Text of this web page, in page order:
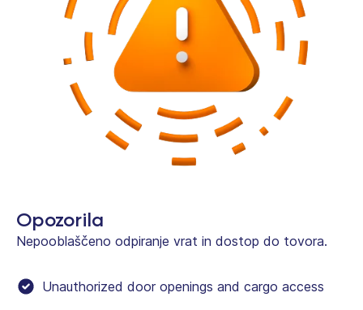
Opozorila
Nepooblaščeno odpiranje vrat in dostop do tovora.
Unauthorized door openings and cargo access